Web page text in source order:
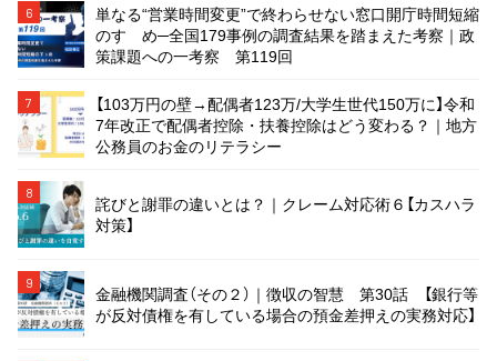
6
単なる“営業時間変更”で終わらせない窓口開庁時間短縮
のすゝめ─全国179事例の調査結果を踏まえた考察｜政
策課題への一考察 第119回
7
【103万円の壁→配偶者123万/大学生世代150万に】令和
7年改正で配偶者控除・扶養控除はどう変わる？｜地方
公務員のお金のリテラシー
8
詫びと謝罪の違いとは？｜クレーム対応術６【カスハラ
対策】
9
金融機関調査（その２）｜徴収の智慧 第30話 【銀行等
が反対債権を有している場合の預金差押えの実務対応】